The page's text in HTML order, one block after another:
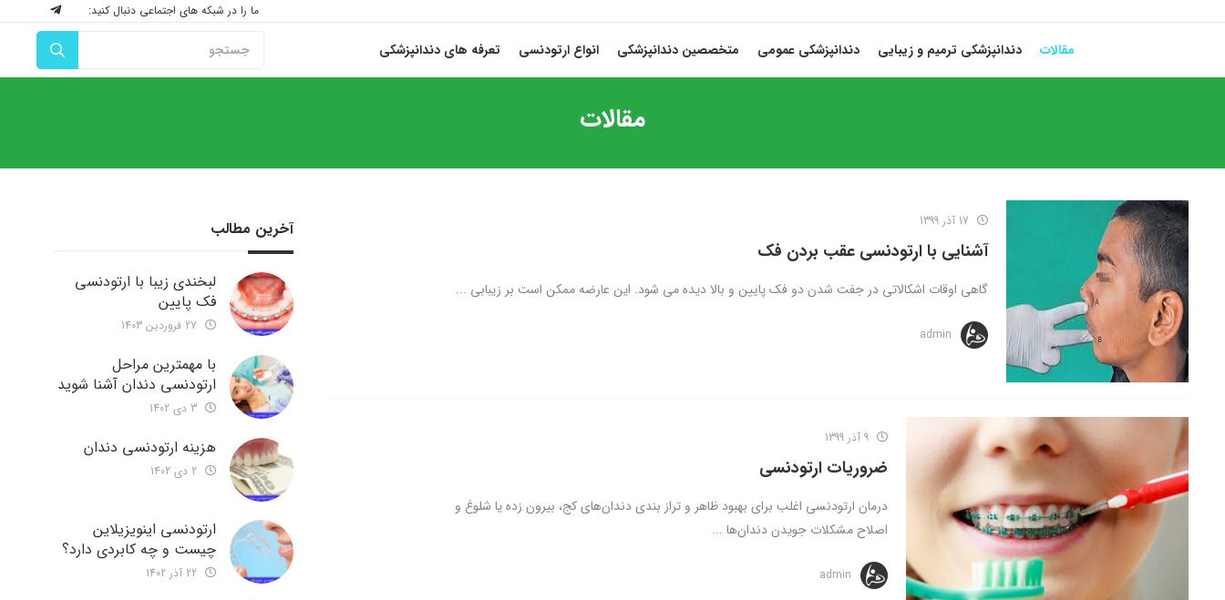
ما را در شبکه های اجتماعی دنبال کنید:
مقالات دندانپزشکی ترمیم و زیبایی دندانپزشکی عمومی متخصصین دندانپزشکی انواع ارتودنسی تعرفه های دندانپزشکی
مقالات
آشنایی با ارتودنسی عقب بردن فک
گاهی اوقات اشکالاتی در جفت شدن دو فک پایین و بالا دیده می شود. این عارضه ممکن است بر زیبابی ...
admin
ضروریات ارتودنسی
درمان ارتودنسی اغلب برای بهبود ظاهر و تراز بندی دندان‌های کج، بیرون زده یا شلوغ و
اصلاح مشکلات جویدن دندان‌ها ...
admin
آخرین مطالب
لبخندی زیبا با ارتودنسی
فک پایین
با مهمترین مراحل
ارتودنسی دندان آشنا شوید
هزینه ارتودنسی دندان
ارتودنسی اینویزیلاین
چیست و چه کابردی دارد؟